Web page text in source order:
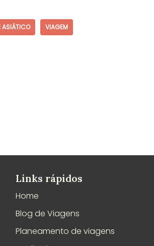
ASIÁTICO VIAGEM
Links rápidos
Home
Blog de Viagens
Planeamento de viagens